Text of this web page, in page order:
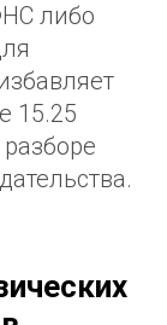
либо
15.25